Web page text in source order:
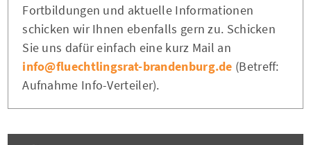
Fortbildungen und aktuelle Informationen
schicken wir Ihnen ebenfalls gern zu. Schicken
Sie uns dafür einfach eine kurz Mail an
info@fluechtlingsrat-brandenburg.de (Betreff:
Aufnahme Info-Verteiler).